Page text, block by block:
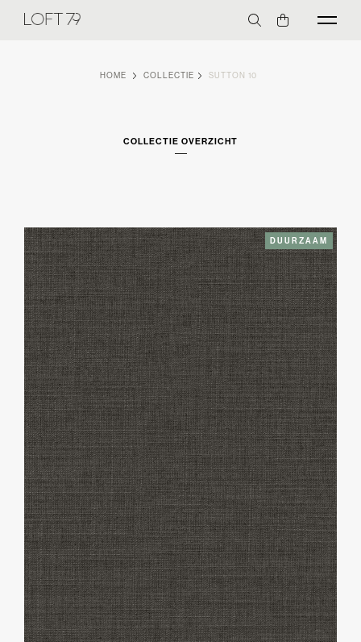
HOME COLLECTIE SUTTON 10
COLLECTIE OVERZICHT
DUURZAAM